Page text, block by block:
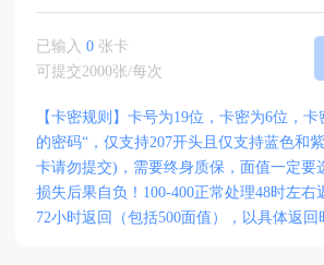
已输入0 张卡
可提交2000张/每次
【卡密规则】卡号为19位，卡密为6位，
的密码“，仅支持207开头且仅支持蓝色和
卡请勿提交)，需要终身质保，面值一定要
损失后果自负！100-400正常处理48时左右
72小时返回（包括500面值），以具体返回
择卡种